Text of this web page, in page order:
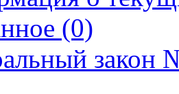
(0)
закон